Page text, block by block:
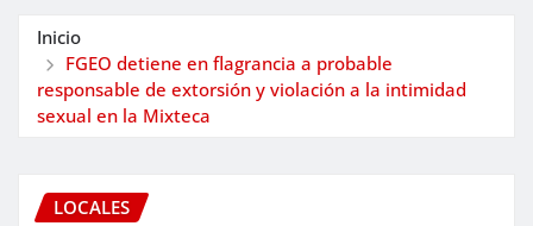
Inicio
FGEO detiene en flagrancia a probable
responsable de extorsión y violación a la intimidad
sexual en la Mixteca
LOCALES